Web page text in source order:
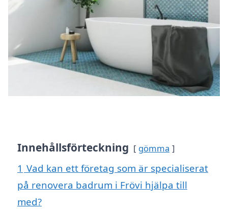
Innehållsförteckning gömma
1 Vad kan ett företag som är specialiserat
på renovera badrum i Frövi hjälpa till
med?